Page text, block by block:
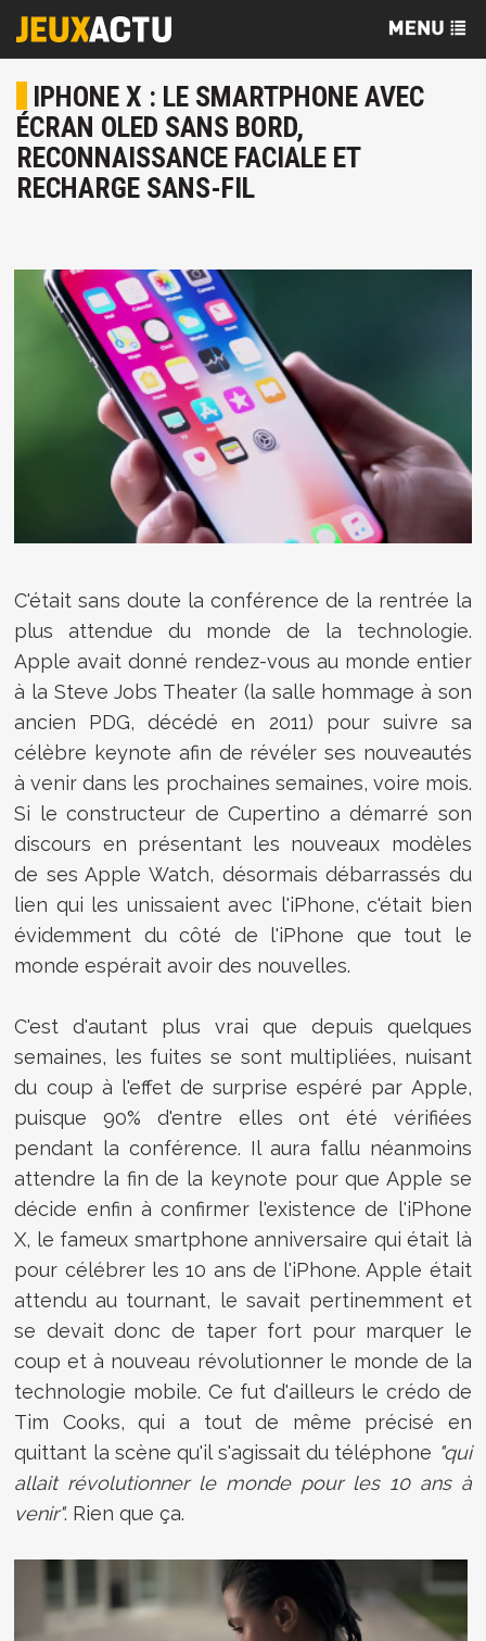
IPHONE X : LE SMARTPHONE AVEC
ÉCRAN OLED SANS BORD,
RECONNAISSANCE FACIALE ET
RECHARGE SANS-FIL
C'était sans doute la conférence de la rentrée la
plus attendue du monde de la technologie.
Apple avait donné rendez-vous au monde entier
à la Steve Jobs Theater (la salle hommage à son
ancien PDG, décédé en 2011) pour suivre sa
célèbre keynote afin de révéler ses nouveautés
à venir dans les prochaines semaines, voire mois.
Si le constructeur de Cupertino a démarré son
discours en présentant les nouveaux modèles
de ses Apple Watch, désormais débarrassés du
lien qui les unissaient avec l'iPhone, c'était bien
évidemment du côté de l'iPhone que tout le
monde espérait avoir des nouvelles.
C'est d'autant plus vrai que depuis quelques
semaines, les fuites se sont multipliées, nuisant
du coup à l'effet de surprise espéré par Apple,
puisque 90% d'entre elles ont été vérifiées
pendant la conférence. Il aura fallu néanmoins
attendre la fin de la keynote pour que Apple se
décide enfin à confirmer l'existence de l'iPhone
X, le fameux smartphone anniversaire qui était là
pour célébrer les 10 ans de l'iPhone. Apple était
attendu au tournant, le savait pertinemment et
se devait donc de taper fort pour marquer le
coup et à nouveau révolutionner le monde de la
technologie mobile. Ce fut d'ailleurs le crédo de
Tim Cooks, qui a tout de même précisé en
quittant la scène qu'il s'agissait du téléphone "qui
allait révolutionner le monde pour les 10 ans à
venir". Rien que ça.